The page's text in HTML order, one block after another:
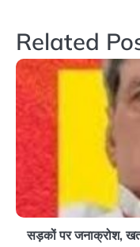
Related
सड़कों पर जनाक्रोश,